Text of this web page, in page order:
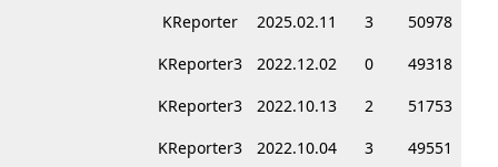
KReporter 2025.02.11 3
50978
KReporter3 2022.12.02 0
49318
KReporter3 2022.10.13 2
51753
KReporter3 2022.10.04 3
49551